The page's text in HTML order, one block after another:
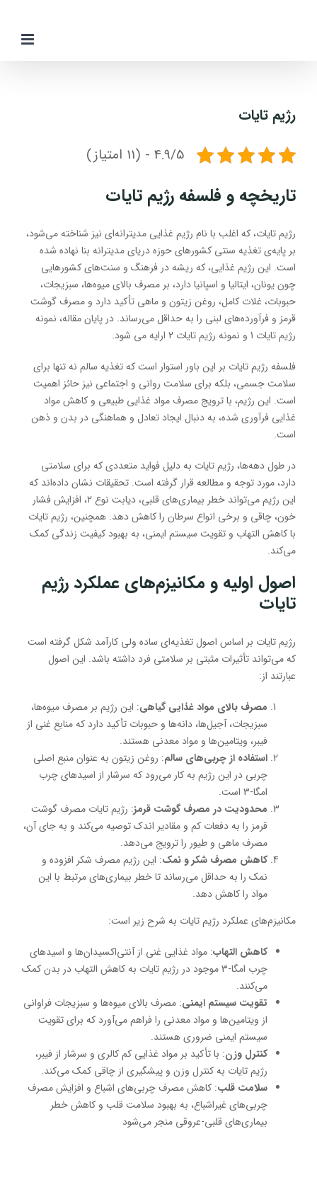
رژیم تایات
4.9/5 - (11 امتیاز)
تاریخچه و فلسفه رژیم تایات
رژیم تایات، که اغلب با نام رژیم غذایی مدیترانه‌ای نیز شناخته می‌شود،
بر پایه‌ی تغذیه سنتی کشورهای حوزه دریای مدیترانه بنا نهاده شده
است. این رژیم غذایی، که ریشه در فرهنگ و سنت‌های کشورهایی
چون یونان، ایتالیا و اسپانیا دارد، بر مصرف بالای میوه‌ها، سبزیجات،
حبوبات، غلات کامل، روغن زیتون و ماهی تأکید دارد و مصرف گوشت
قرمز و فرآورده‌های لبنی را به حداقل می‌رساند. در پایان مقاله، نمونه
رژیم تایات 1 و نمونه رژیم تایات 2 ارایه می شود.
فلسفه رژیم تایات بر این باور استوار است که تغذیه سالم نه تنها برای
سلامت جسمی، بلکه برای سلامت روانی و اجتماعی نیز حائز اهمیت
است. این رژیم، با ترویج مصرف مواد غذایی طبیعی و کاهش مواد
غذایی فرآوری شده، به دنبال ایجاد تعادل و هماهنگی در بدن و ذهن
است.
در طول دهه‌ها، رژیم تایات به دلیل فواید متعددی که برای سلامتی
دارد، مورد توجه و مطالعه قرار گرفته است. تحقیقات نشان داده‌اند که
این رژیم می‌تواند خطر بیماری‌های قلبی، دیابت نوع ۲، افزایش فشار
خون، چاقی و برخی انواع سرطان را کاهش دهد. همچنین، رژیم تایات
با کاهش التهاب و تقویت سیستم ایمنی، به بهبود کیفیت زندگی کمک
می‌کند.
اصول اولیه و مکانیزم‌های عملکرد رژیم
تایات
رژیم تایات بر اساس اصول تغذیه‌ای ساده ولی کارآمد شکل گرفته است
که می‌تواند تأثیرات مثبتی بر سلامتی فرد داشته باشد. این اصول
عبارتند از:
مصرف بالای مواد غذایی گیاهی: این رژیم بر مصرف میوه‌ها،
سبزیجات، آجیل‌ها، دانه‌ها و حبوبات تأکید دارد که منابع غنی از
فیبر، ویتامین‌ها و مواد معدنی هستند.
استفاده از چربی‌های سالم: روغن زیتون به عنوان منبع اصلی
چربی در این رژیم به کار می‌رود که سرشار از اسیدهای چرب
امگا-3 است.
محدودیت در مصرف گوشت قرمز: رژیم تایات مصرف گوشت
قرمز را به دفعات کم و مقادیر اندک توصیه می‌کند و به جای آن،
مصرف ماهی و طیور را ترویج می‌دهد.
کاهش مصرف شکر و نمک: این رژیم مصرف شکر افزوده و
نمک را به حداقل می‌رساند تا خطر بیماری‌های مرتبط با این
مواد را کاهش دهد.
مکانیزم‌های عملکرد رژیم تایات به شرح زیر است:
کاهش التهاب: مواد غذایی غنی از آنتی‌اکسیدان‌ها و اسیدهای
چرب امگا-3 موجود در رژیم تایات به کاهش التهاب در بدن کمک
می‌کنند.
تقویت سیستم ایمنی: مصرف بالای میوه‌ها و سبزیجات فراوانی
از ویتامین‌ها و مواد معدنی را فراهم می‌آورد که برای تقویت
سیستم ایمنی ضروری هستند.
کنترل وزن: با تأکید بر مواد غذایی کم کالری و سرشار از فیبر،
رژیم تایات به کنترل وزن و پیشگیری از چاقی کمک می‌کند.
سلامت قلب: کاهش مصرف چربی‌های اشباع و افزایش مصرف
چربی‌های غیراشباع، به بهبود سلامت قلب و کاهش خطر
بیماری‌های قلبی-عروقی منجر می‌شود